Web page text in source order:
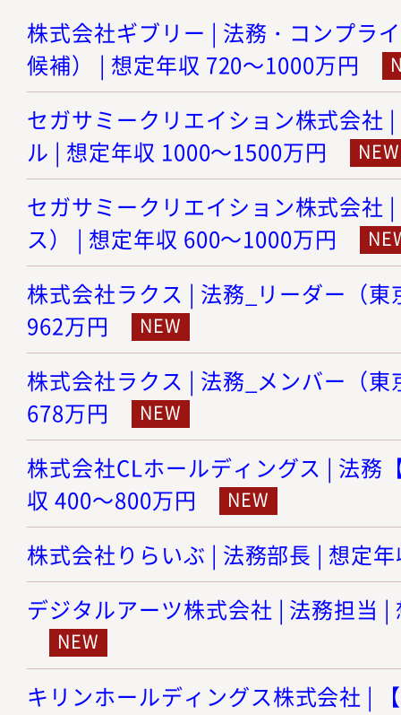
株式会社ギブリー | 法務・コンプラ
候補） | 想定年収 720～1000万円
セガサミークリエイション株式会社
ル | 想定年収 1000～1500万円
セガサミークリエイション株式会社
ス） | 想定年収 600～1000万円
株式会社ラクス | 法務_リーダー（
962万円
株式会社ラクス | 法務_メンバー（
678万円
株式会社CLホールディングス | 法務
収 400～800万円
株式会社りらいぶ | 法務部長 | 想定
デジタルアーツ株式会社 | 法務担当
キリンホールディングス株式会社 |